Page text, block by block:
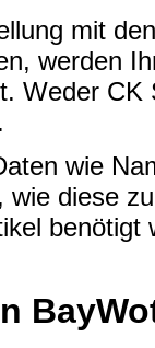
mit
werden
Weder
wie
wie diese